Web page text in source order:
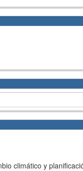
climático y